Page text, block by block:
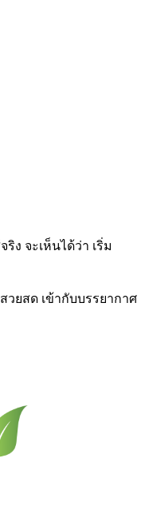
จะเห็นได้ว่า เริ่ม
วยสด เข้ากับบรรยากาศ